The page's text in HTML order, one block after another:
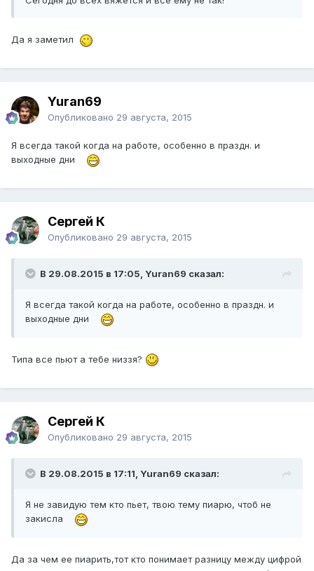
Да я заметил
Yuran69
Опубликовано 29 августа, 2015
Я всегда такой когда на работе, особенно в праздн. и
выходные дни
Сергей К
Опубликовано 29 августа, 2015
В 29.08.2015 в 17:05, Yuran69 сказал:
Я всегда такой когда на работе, особенно в праздн. и
выходные дни
Типа все пьют а тебе низзя?
Сергей К
Опубликовано 29 августа, 2015
В 29.08.2015 в 17:11, Yuran69 сказал:
Я не завидую тем кто пьет, твою тему пиарю, чтоб не
закисла
Да за чем ее пиарить,тот кто понимает разницу между цифрой